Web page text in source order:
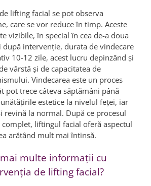
lifting facial se pot observa
care se vor reduce în timp. Aceste
vizibile, în special în cea de-a doua
după intervenţie, durata de vindecare
10-12 zile, acest lucru depinzând şi
vârstă şi de capacitatea de
Vindecarea este un proces
pot trece câteva săptămâni până
estetice la nivelul feţei, iar
revină la normal. După ce procesul
complet, liftingul facial oferă aspectul
arătând mult mai întinsă.
multe informaţii cu
de lifting facial?